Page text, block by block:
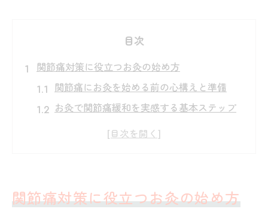
目次
関節痛対策に役立つお灸の始め方
関節痛にお灸を始める前の心構えと準備
お灸で関節痛緩和を実感する基本ステップ
初めてのお灸はどこにすえると安心か
慎重派も安心できるお灸安全ポイント
お灸で火傷や悪化を防ぐ安全管理のコツ
関節痛対策に役立つお灸の始め方